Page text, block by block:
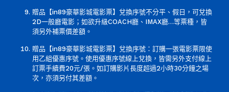
贈品【in89豪華影城電影票】兌換序號不分平、假日，可兌換
2D一般廳電影；如欲升級COACH廳、IMAX廳…等票種，皆
須另外補票價差額。
贈品【in89豪華影城電影票】兌換序號：訂購一張電影票限使
用乙組優惠序號。使用優惠序號線上兌換，皆需另外支付線上
訂票手續費20元/張。如訂購影片長度超過2小時30分鐘之場
次，亦須另付其差額。